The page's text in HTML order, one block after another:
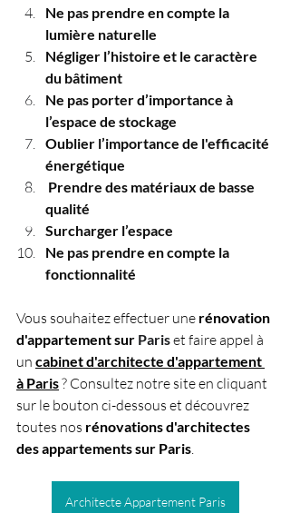
Ne pas prendre en compte la
lumière naturelle
Négliger l’histoire et le caractère
du bâtiment
Ne pas porter d’importance à
l’espace de stockage
Oublier l’importance de l'efficacité
énergétique
Prendre des matériaux de basse
qualité
Surcharger l’espace
Ne pas prendre en compte la
fonctionnalité
Vous souhaitez effectuer une rénovation
d'appartement sur Pariset faire appel à
un cabinet d'architecte d'appartement
à Paris ? Consultez notre site en cliquant
sur le bouton ci-dessous et découvrez
toutes nos rénovations d'architectes
des appartements sur Paris
Architecte Appartement Paris